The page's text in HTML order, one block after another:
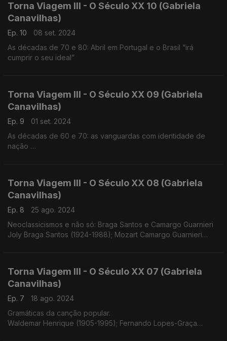
Torna Viagem III - O Século XX 10 (Gabriela
Canavilhas)
Ep. 10
08 set. 2024
As décadas de 70 e 80: Abril em Portugal e o Brasil “irá
cumprir o seu ideal”
Torna Viagem III - O Século XX 09 (Gabriela
Canavilhas)
Ep. 9
01 set. 2024
As décadas de 60 e 70: as vanguardas com identidade de
nação
Torna Viagem III - O Século XX 08 (Gabriela
Canavilhas)
Ep. 8
25 ago. 2024
Neoclassicismos e não só: Braga Santos e Camargo Guarnieri
Joly Braga Santos (1924-1988); Mozart Camargo Guarnieri
Torna Viagem III - O Século XX 07 (Gabriela
Canavilhas)
Ep. 7
18 ago. 2024
Gramáticas da canção popular.
Waldemar Henrique (1905-1995); Fernando Lopes-Graça